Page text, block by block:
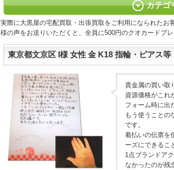
カテゴ
実際に大黒屋の宅配買取・出張買取をご利用になられた
様の声をお送りいただくと、全員に500円のクオカードプ
東京都文京区 I様 女性 金 K18 指輪・ピアス等
貴金属の買い取
資源価格がこれ
フォーム時に出
もう使うことの
です。
着払いの伝票を
ーズにできるこ
1点ブランドア
なかったのが残